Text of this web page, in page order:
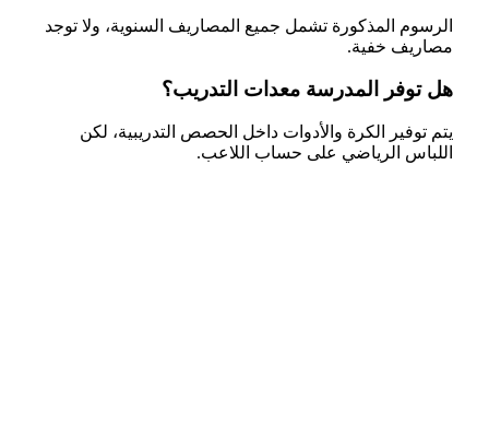
الرسوم المذكورة تشمل جميع المصاريف السنوية، ولا توجد
مصاريف خفية.
هل توفر المدرسة معدات التدريب؟
يتم توفير الكرة والأدوات داخل الحصص التدريبية، لكن
اللباس الرياضي على حساب اللاعب.